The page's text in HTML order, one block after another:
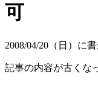
可
2008/04/20（日）に
記事の内容が古くな